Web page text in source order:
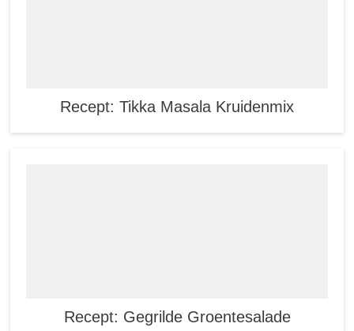
Recept: Tikka Masala Kruidenmix
Recept: Gegrilde Groentesalade